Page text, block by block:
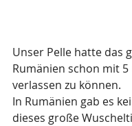
Unser Pelle hatte das
Rumänien schon mit
verlassen zu können.
In Rumänien gab es
dieses große